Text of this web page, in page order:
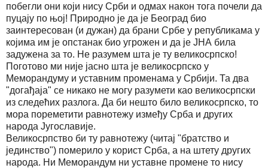
побегли они који нису Срби и одмах након тога почели да
пуцају по њој! Природно је да је Београд био
заинтересован (и дужан) да брани Србе у републикама у
којима им је опстанак био угрожен и да је ЈНА била
задужена за то. Не разумем шта је ту великосрпско!
Поготово ми није јасно шта је великосрпско у
Меморандуму и уставним променама у Србији. Та два
"догађаја" се никако не могу разумети као великосрпски
из следећих разлога. Да би нешто било великосрпско, то
мора пореметити равнотежу између Срба и других
народа Југославије.
Великосрпство би ту равнотежу (читај "братство и
јединство") померило у корист Срба, а на штету других
народа. Ни Меморандум ни уставне промене то нису